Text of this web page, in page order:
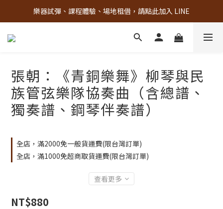
古亭門市 + 先進音樂教室週末假日皆有營業
樂器試彈、課程體驗、場地租借，請點此加入 LINE
古亭門市 + 先進音樂教室週末假日皆有營業
張朝：《青銅樂舞》柳琴與民
族管弦樂隊協奏曲（含總譜、
獨奏譜、鋼琴伴奏譜）
全店，滿2000免一般貨運費(限台灣訂單)
全店，滿1000免超商取貨運費(限台灣訂單)
查看更多
NT$880